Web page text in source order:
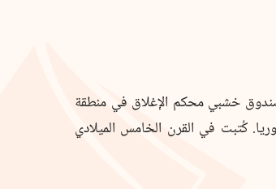
صندوق خشبي محكم الإغلاق في منطقة
كُتبت في القرن الخامس الميلادي